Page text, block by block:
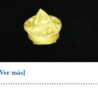
más]